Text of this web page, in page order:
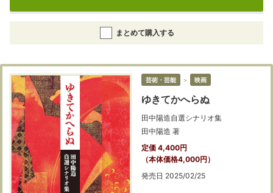
まとめて購入する
芸術・芸能 ＞ 映画
ゆきてかへらぬ
田中陽造自選シナリオ集
田中陽造 著
定価 4,400円
（本体価格4,000円）
発売日 2025/02/25